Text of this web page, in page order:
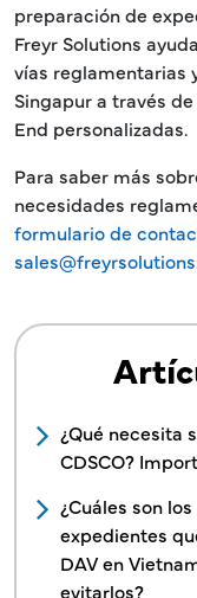
preparación de
Freyr Solutions
vías reglamentarias
Singapur a través
End personalizadas.
Para saber más
necesidades
formulario de
¿Qué necesita
CDSCO?
¿Cuáles son
expedientes
DAV en
evitarlos?